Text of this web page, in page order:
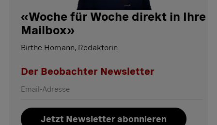
«Woche für Woche direkt in Ihre
Mailbox»
Birthe Homann, Redaktorin
Der Beobachter Newsletter
Jetzt Newsletter abonnieren